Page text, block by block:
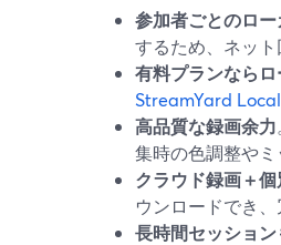
参加者ごとのロ
するため、ネット
有料プランなら
StreamYard
高品質な録画余力
集時の色調整やミ
クラウド録画＋
ウンロードでき
長時間セッショ